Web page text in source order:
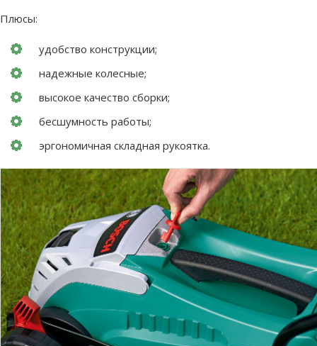
Плюсы:
удобство конструкции;
надежные колесные;
высокое качество сборки;
бесшумность работы;
эргономичная складная рукоятка.